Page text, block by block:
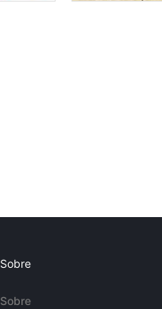
Sobre
Sobre